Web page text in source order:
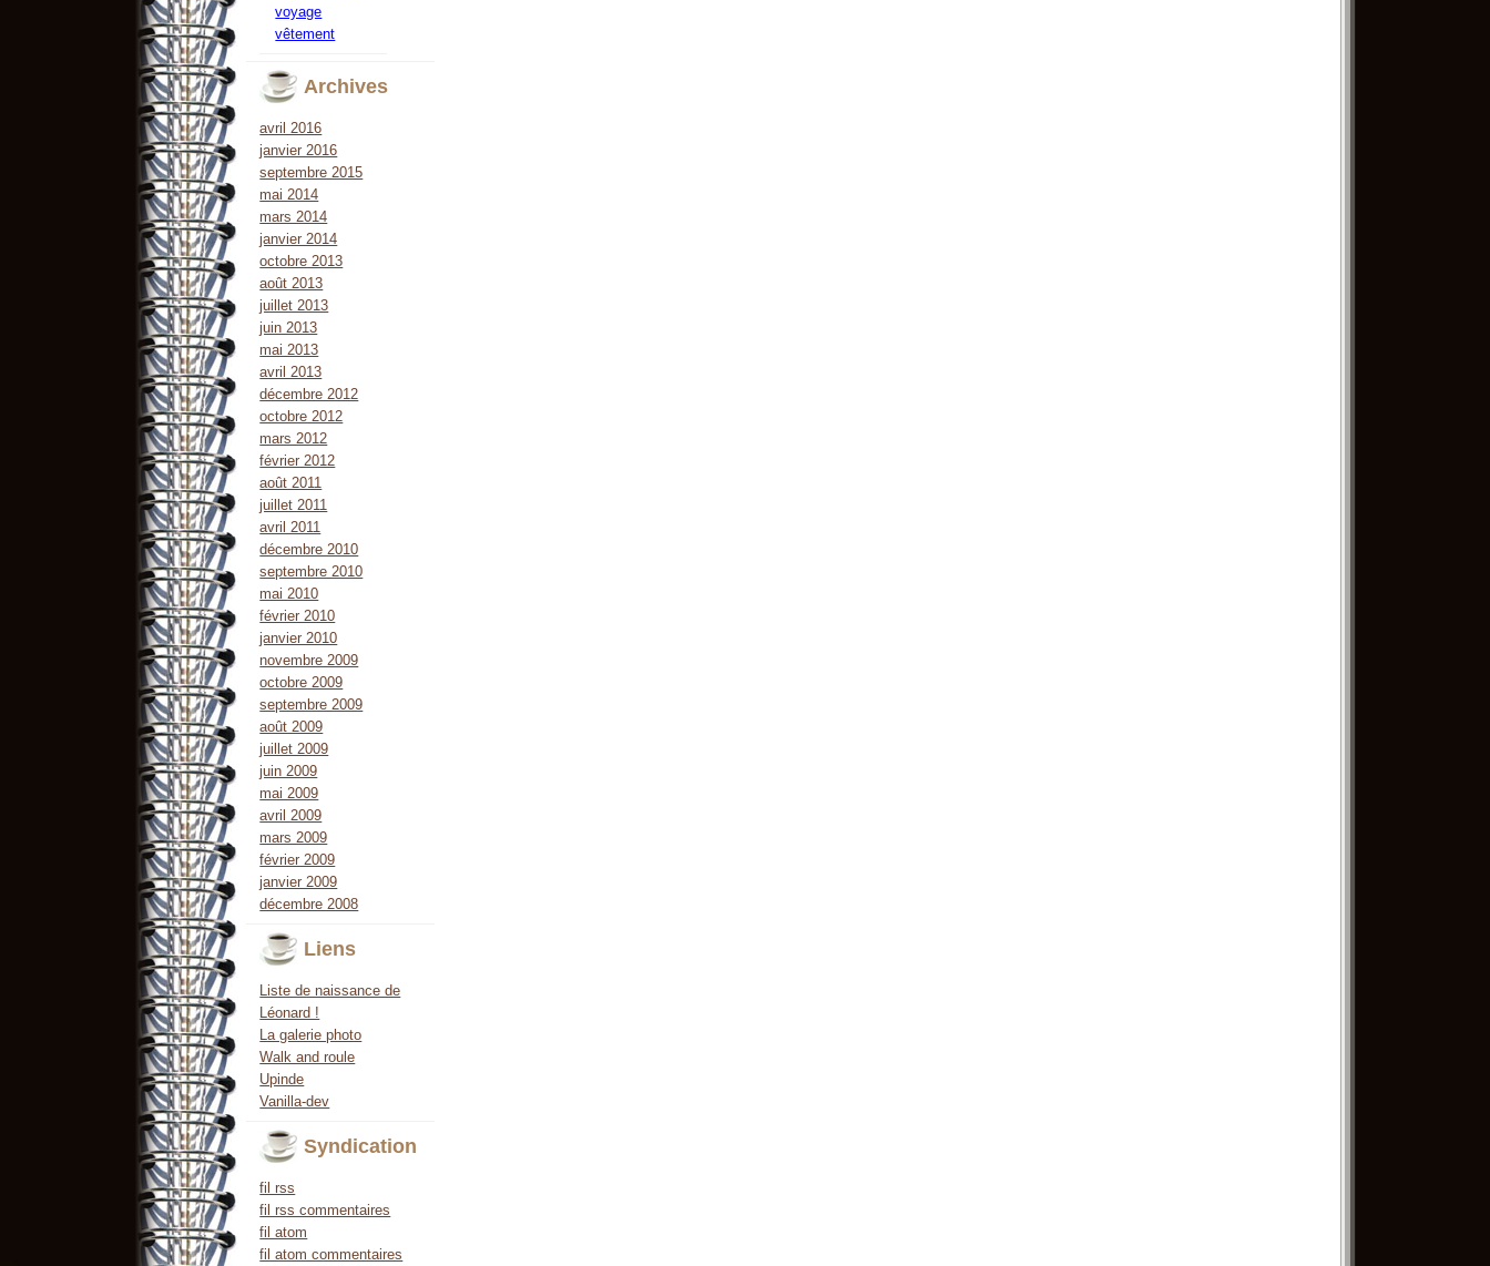
voyage
vêtement
Archives
avril 2016
janvier 2016
septembre 2015
mai 2014
mars 2014
janvier 2014
octobre 2013
août 2013
juillet 2013
juin 2013
mai 2013
avril 2013
décembre 2012
octobre 2012
mars 2012
février 2012
août 2011
juillet 2011
avril 2011
décembre 2010
septembre 2010
mai 2010
février 2010
janvier 2010
novembre 2009
octobre 2009
septembre 2009
août 2009
juillet 2009
juin 2009
mai 2009
avril 2009
mars 2009
février 2009
janvier 2009
décembre 2008
Liens
Liste de naissance de
Léonard !
La galerie photo
Walk and roule
Upinde
Vanilla-dev
Syndication
fil rss
fil rss commentaires
fil atom
fil atom commentaires